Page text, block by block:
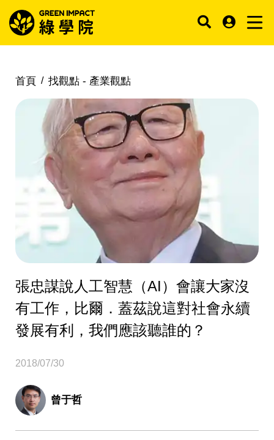
首頁 找觀點 - 產業觀點
張忠謀說人工智慧（AI）會讓大家沒
有工作，比爾．蓋茲說這對社會永續
發展有利，我們應該聽誰的？
2018/07/30
曾于哲